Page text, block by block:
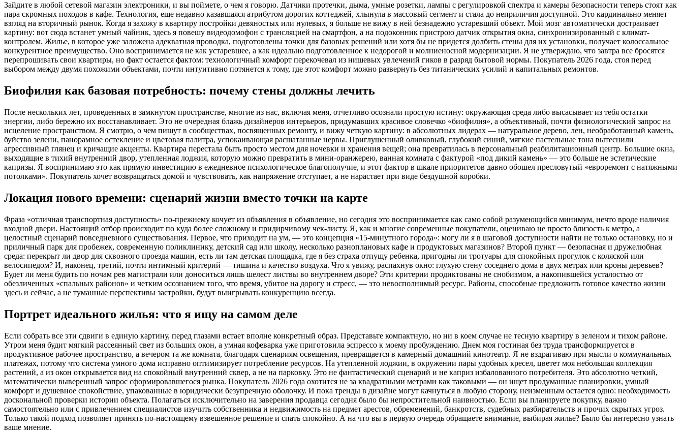
Зайдите в любой сетевой магазин электроники, и вы поймете, о чем я говорю. Датчики протечки, дыма, умные розетки, лампы с регулировкой спектра и камеры безопасности теперь стоят как
пара скромных походов в кафе. Технология, еще недавно казавшаяся атрибутом дорогих коттеджей, хлынула в массовый сегмент и стала до неприличия доступной. Это кардинально меняет
взгляд на вторичный рынок. Когда я захожу в квартиру постройки девяностых или нулевых, я больше не вижу в ней безнадежно устаревший объект. Мой мозг автоматически достраивает
картину: вот сюда встанет умный чайник, здесь я повешу видеодомофон с трансляцией на смартфон, а на подоконник пристрою датчик открытия окна, синхронизированный с климат-
контролем. Жилье, в которое уже заложена адекватная проводка, подготовлены точки для базовых решений или хотя бы не придется долбить стены для их установки, получает колоссальное
конкурентное преимущество. Оно воспринимается не как устаревшее, а как идеально подготовленное к недорогой и молниеносной модернизации. Я не утверждаю, что завтра все бросятся
перепрошивать свои квартиры, но факт остается фактом: технологичный комфорт перекочевал из нишевых увлечений гиков в разряд бытовой нормы. Покупатель 2026 года, стоя перед
выбором между двумя похожими объектами, почти интуитивно потянется к тому, где этот комфорт можно развернуть без титанических усилий и капитальных ремонтов.
Биофилия как базовая потребность: почему стены должны лечить
После нескольких лет, проведенных в замкнутом пространстве, многие из нас, включая меня, отчетливо осознали простую истину: окружающая среда либо высасывает из тебя остатки
энергии, либо бережно их восстанавливает. Это не очередная блажь дизайнеров интерьеров, придумавших красивое словечко «биофилия», а объективный, почти физиологический запрос на
исцеление пространством. Я смотрю, о чем пишут в сообществах, посвященных ремонту, и вижу четкую картину: в абсолютных лидерах — натуральное дерево, лен, необработанный камень,
буйство зелени, панорамное остекление и цветовая палитра, успокаивающая расшатанные нервы. Приглушенный оливковый, глубокий синий, мягкие пастельные тона вытеснили
агрессивный глянец и кричащие акценты. Квартира перестала быть просто местом для ночевки и хранения вещей; она превратилась в персональный реабилитационный центр. Большие окна,
выходящие в тихий внутренний двор, утепленная лоджия, которую можно превратить в мини-оранжерею, ванная комната с фактурой «под дикий камень» — это больше не эстетические
капризы. Я воспринимаю это как прямую инвестицию в ежедневное психологическое благополучие, и этот фактор в шкале приоритетов давно обошел пресловутый «евроремонт с натяжными
потолками». Покупатель хочет возвращаться домой и чувствовать, как напряжение отступает, а не нарастает при виде бездушной коробки.
Локация нового времени: сценарий жизни вместо точки на карте
Фраза «отличная транспортная доступность» по-прежнему кочует из объявления в объявление, но сегодня это воспринимается как само собой разумеющийся минимум, нечто вроде наличия
входной двери. Настоящий отбор происходит по куда более сложному и придирчивому чек-листу. Я, как и многие современные покупатели, оцениваю не просто близость к метро, а
целостный сценарий повседневного существования. Первое, что приходит на ум, — это концепция «15-минутного города»: могу ли я в шаговой доступности найти не только остановку, но и
приличный парк для пробежек, современную поликлинику, детский сад или школу, несколько разноплановых кафе и продуктовых магазинов? Второй пункт — безопасная и дружелюбная
среда: перекрыт ли двор для сквозного проезда машин, есть ли там детская площадка, где я без страха отпущу ребенка, пригодны ли тротуары для спокойных прогулок с коляской или
велосипедом? И, наконец, третий, почти интимный критерий — тишина и качество воздуха. Что я увижу, распахнув окно: глухую стену соседнего дома в двух метрах или кроны деревьев?
Будет ли меня будить по ночам рев магистрали или доноситься лишь шелест листвы во внутреннем дворе? Эти критерии продиктованы не снобизмом, а накопившейся усталостью от
обезличенных «спальных районов» и четким осознанием того, что время, убитое на дорогу и стресс, — это невосполнимый ресурс. Районы, способные предложить готовое качество жизни
здесь и сейчас, а не туманные перспективы застройки, будут выигрывать конкуренцию всегда.
Портрет идеального жилья: что я ищу на самом деле
Если собрать все эти сдвиги в единую картину, перед глазами встает вполне конкретный образ. Представьте компактную, но ни в коем случае не тесную квартиру в зеленом и тихом районе.
Утром меня будит мягкий рассеянный свет из больших окон, а умная кофеварка уже приготовила эспрессо к моему пробуждению. Днем моя гостиная без труда трансформируется в
продуктивное рабочее пространство, а вечером та же комната, благодаря сценариям освещения, превращается в камерный домашний кинотеатр. Я не вздрагиваю при мысли о коммунальных
платежах, потому что система умного дома исправно оптимизирует потребление ресурсов. На утепленной лоджии, в окружении пары удобных кресел, цветет моя небольшая коллекция
растений, а из окон открывается вид на спокойный внутренний сквер, а не на парковку. Это не фантастический сценарий и не каприз избалованного потребителя. Это абсолютно четкий,
математически выверенный запрос сформировавшегося рынка. Покупатель 2026 года охотится не за квадратными метрами как таковыми — он ищет продуманные планировки, умный
комфорт и душевное спокойствие, упакованные в юридически безупречную оболочку. И пока тренды в дизайне могут качнуться в любую сторону, неизменным остается одно: необходимость
доскональной проверки истории объекта. Полагаться исключительно на заверения продавца сегодня было бы непростительной наивностью. Если вы планируете покупку, важно
самостоятельно или с привлечением специалистов изучить собственника и недвижимость на предмет арестов, обременений, банкротств, судебных разбирательств и прочих скрытых угроз.
Только такой подход позволяет принять по-настоящему взвешенное решение и спать спокойно. А на что вы в первую очередь обращаете внимание, выбирая жилье? Было бы интересно узнать
ваше мнение.